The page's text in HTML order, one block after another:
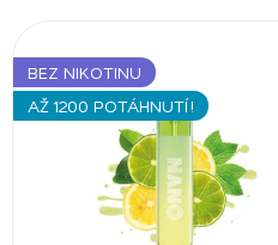
BEZ NIKOTINU
AŽ 1200 POTÁHNUTÍ!